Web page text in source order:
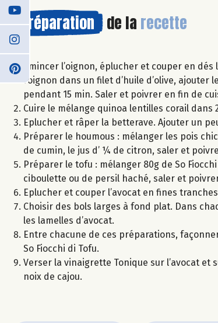
Préparation de la recette
Emincer l’oignon, éplucher et couper en
l’oignon dans un filet d’huile d’olive,
pendant 15 min. Saler et poivrer en fin de
Cuire le mélange quinoa lentilles corail dans
Eplucher et râper la betterave. Ajouter un
Préparer le houmous : mélanger les pois
de cumin, le jus d’ ¼ de citron, saler et
Préparer le tofu : mélanger 80g de So
ciboulette ou de persil haché, saler et
Eplucher et couper l’avocat en fines
Choisir des bols larges à fond plat. Dans
les lamelles d’avocat.
Entre chacune de ces préparations,
So Fiocchi di Tofu.
Verser la vinaigrette Tonique sur l’avocat et
noix de cajou.